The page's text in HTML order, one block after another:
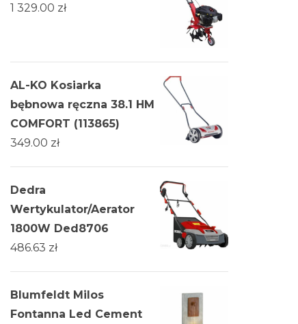
1 329.00 zł
AL-KO Kosiarka
bębnowa ręczna 38.1 HM
COMFORT (113865)
349.00 zł
Dedra
Wertykulator/Aerator
1800W Ded8706
486.63 zł
Blumfeldt Milos
Fontanna Led Cement